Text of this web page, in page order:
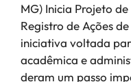
MG) Inicia Projeto
Registro de Ações
iniciativa voltada
acadêmica e
deram um passo